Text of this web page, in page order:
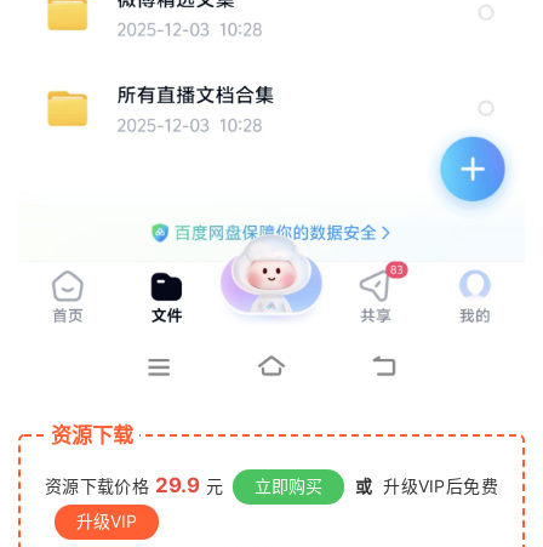
资源下载
资源下载价格 29.9 元 立即购买 或 升级VIP后免费
升级VIP